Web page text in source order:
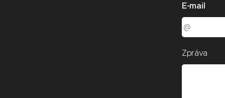
E-mail
Zpráva